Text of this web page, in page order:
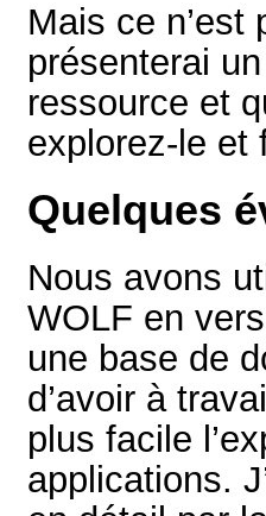
Mais ce
présenterai
ressource et
explorez-le
Quelques
Nous avons
WOLF en
une base de
d’avoir à
plus facile
applications.